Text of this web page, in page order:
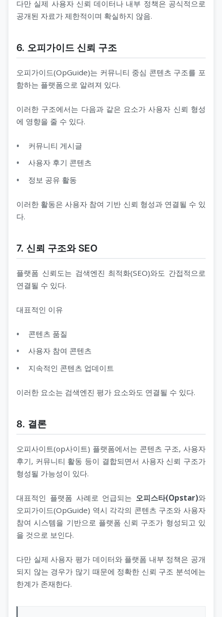
다만 실제 사용자 신뢰 데이터나 내부 정책은 공식적으로
공개된 자료가 제한적이며 확실하지 않음.
6. 오피가이드 신뢰 구조
오피가이드(OpGuide)는 커뮤니티 중심 콘텐츠 구조를 포
함하는 플랫폼으로 알려져 있다.
이러한 구조에서는 다음과 같은 요소가 사용자 신뢰 형성
에 영향을 줄 수 있다.
커뮤니티 게시글
사용자 후기 콘텐츠
정보 공유 활동
이러한 활동은 사용자 참여 기반 신뢰 형성과 연결될 수 있
다.
7. 신뢰 구조와 SEO
플랫폼 신뢰도는 검색엔진 최적화(SEO)와도 간접적으로
연결될 수 있다.
대표적인 이유
콘텐츠 품질
사용자 참여 콘텐츠
지속적인 콘텐츠 업데이트
이러한 요소는 검색엔진 평가 요소와도 연결될 수 있다.
8. 결론
오피사이트(op사이트) 플랫폼에서는 콘텐츠 구조, 사용자
후기, 커뮤니티 활동 등이 결합되면서 사용자 신뢰 구조가
형성될 가능성이 있다.
대표적인 플랫폼 사례로 언급되는 오피스타(Opstar)와
오피가이드(OpGuide) 역시 각각의 콘텐츠 구조와 사용자
참여 시스템을 기반으로 플랫폼 신뢰 구조가 형성되고 있
을 것으로 보인다.
다만 실제 사용자 평가 데이터와 플랫폼 내부 정책은 공개
되지 않는 경우가 많기 때문에 정확한 신뢰 구조 분석에는
한계가 존재한다.